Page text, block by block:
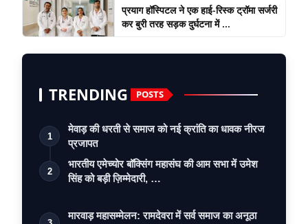
प्रयाग हॉस्पिटल ने एक हाई-रिस्क ट्रॉमा सर्जरी
कर बुरी तरह सड़क दुर्घटना में ...
TRENDING POSTS
1
मेवाड़ की धरती से समाज को नई क्रांति का धावक नीरज
प्रजापत
2
भारतीय एमेच्योर बॉक्सिंग महासंघ की आम सभा में उमेश
सिंह को बड़ी ज़िम्मेदारी, …
मारवाड़ महासम्मेलन: रामदेवरा में सर्व समाज का अनूठा